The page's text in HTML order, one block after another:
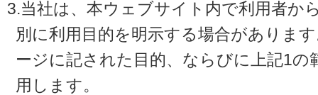
3.当社は、本ウェブサイト内で利用者か
別に利用目的を明示する場合がありま
ージに記された目的、ならびに上記1の
用します。